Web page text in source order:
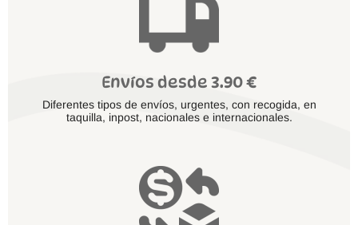
Envíos desde 3.90 €
Diferentes tipos de envíos, urgentes, con recogida, en
taquilla, inpost, nacionales e internacionales.